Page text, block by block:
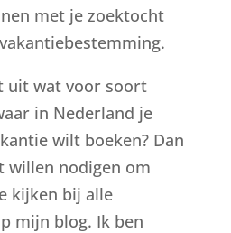
met je zoektocht
uit wat voor soort
in Nederland je
wilt boeken? Dan
willen nodigen om
kijken bij alle
mijn blog. Ik ben